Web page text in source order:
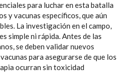
para luchar en esta batalla
y vacunas específicos, que aún
La investigación en el campo,
simple ni rápida. Antes de las
se deben validar nuevos
para asegurarse de que los
ocurran sin toxicidad